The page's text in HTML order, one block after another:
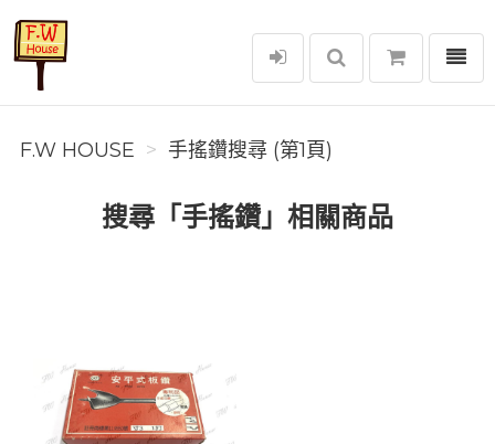
F.W House
選單
F.W HOUSE 手搖鑽搜尋 (第1頁)
搜尋「手搖鑽」相關商品